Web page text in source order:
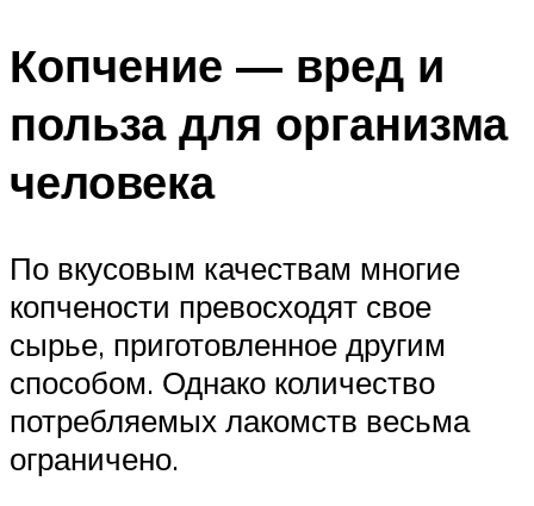
Копчение — вред и
польза для организма
человека
По вкусовым качествам многие
копчености превосходят свое
сырье, приготовленное другим
способом. Однако количество
потребляемых лакомств весьма
ограничено.